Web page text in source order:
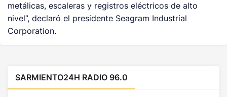
metálicas, escaleras y registros eléctricos de alto
nivel”, declaró el presidente Seagram Industrial
Corporation.
SARMIENTO24H RADIO 96.0